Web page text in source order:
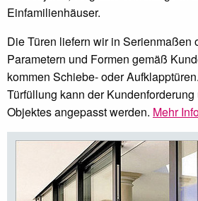
Einfamilienhäuser.
Die Türen liefern wir in Serienmaßen
Parametern und Formen gemäß
kommen Schiebe- oder
Türfüllung kann der
Objektes angepasst werden. Mehr